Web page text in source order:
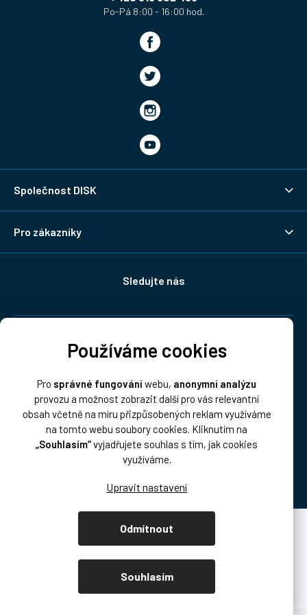
Používáme cookies
Pro správné fungováníwebu, anonymní analýzu
provozu a možnost zobrazit další pro vás relevantní
obsah včetně na míru přizpůsobených reklam využíváme
na tomto webu soubory cookies. Kliknutím na
„Souhlasím“vyjadřujete souhlas s tím, jak cookies
využíváme.
Odmítnout
Souhlasím
Společnost DISK
Pro zákazníky
Sledujte nás
Platba:
Vytvořil Shoptet Premium
Copyright 2026 . Všechna práva vyhrazena.
Upravit nastavení cookies